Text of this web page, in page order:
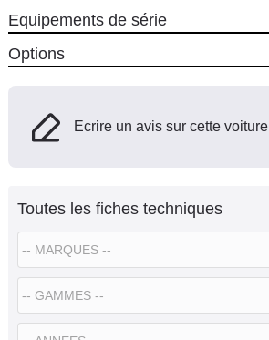
Equipements de série
Options
Ecrire un avis sur cette voiture
Toutes les fiches techniques